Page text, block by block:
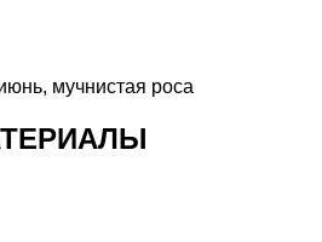
, мучнистая роса